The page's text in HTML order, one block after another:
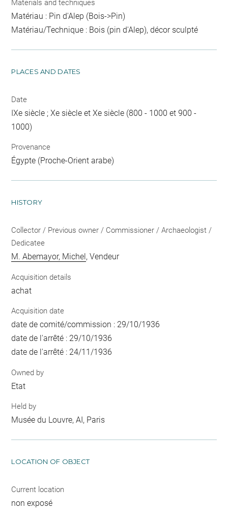
Materials and techniques
Matériau : Pin d'Alep (Bois->Pin)
Matériau/Technique : Bois (pin d'Alep), décor sculpté
PLACES AND DATES
Date
IXe siècle ; Xe siècle et Xe siècle (800 - 1000 et 900 -
1000)
Provenance
Égypte (Proche-Orient arabe)
HISTORY
Collector / Previous owner / Commissioner / Archaeologist /
Dedicatee
M. Abemayor, Michel , Vendeur
Acquisition details
achat
Acquisition date
date de comité/commission : 29/10/1936
date de l'arrêté : 29/10/1936
date de l'arrêté : 24/11/1936
Owned by
Etat
Held by
Musée du Louvre, AI, Paris
LOCATION OF OBJECT
Current location
non exposé